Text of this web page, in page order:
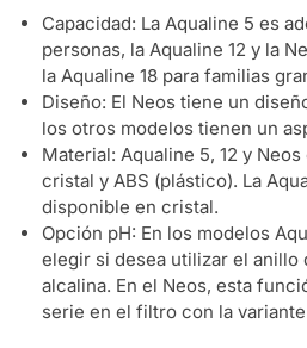
Capacidad: La Aqualine 5 es
personas, la Aqualine 12 y la
la Aqualine 18 para familias
Diseño: El Neos tiene un
los otros modelos tienen un
Material: Aqualine 5, 12 y
cristal y ABS (plástico). La
disponible en cristal.
Opción pH: En los modelos
elegir si desea utilizar el anillo
alcalina. En el Neos, esta
serie en el filtro con la